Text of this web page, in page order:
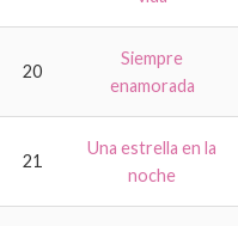
20
Siempre
enamorada
21
Una estrella en la
noche